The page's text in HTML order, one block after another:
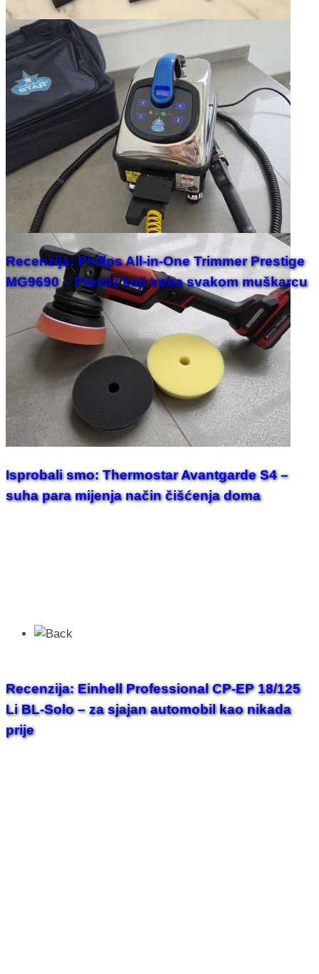
Recenzija: Philips All-in-One Trimmer Prestige
MG9690 – Prestiž koji treba svakom muškarcu
Isprobali smo: Thermostar Avantgarde S4 –
suha para mijenja način čišćenja doma
Recenzija: Einhell Professional CP-EP 18/125
Li BL-Solo – za sjajan automobil kao nikada
prije